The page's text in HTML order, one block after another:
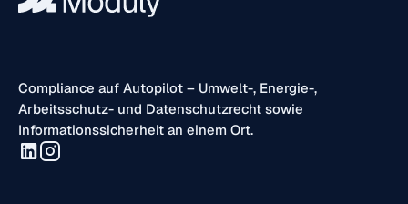
Compliance auf Autopilot – Umwelt-, Energie-,
Arbeitsschutz- und Datenschutzrecht sowie
Informationssicherheit an einem Ort.